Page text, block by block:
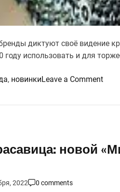
диктуют своё видение
использовать и для
, новинкиLeave a Commento
С
ь
новой
2022 0 comments